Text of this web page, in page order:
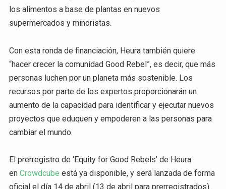
los alimentos a base de plantas en nuevos
supermercados y minoristas.
Con esta ronda de financiación, Heura también quiere
“hacer crecer la comunidad Good Rebel”, es decir, que más
personas luchen por un planeta más sostenible. Los
recursos por parte de los expertos proporcionarán un
aumento de la capacidad para identificar y ejecutar nuevos
proyectos que eduquen y empoderen a las personas para
cambiar el mundo.
El prerregistro de ‘Equity for Good Rebels’ de Heura
en Crowdcube está ya disponible, y será lanzada de forma
oficial el día 14 de abril (13 de abril para prerregistrados).